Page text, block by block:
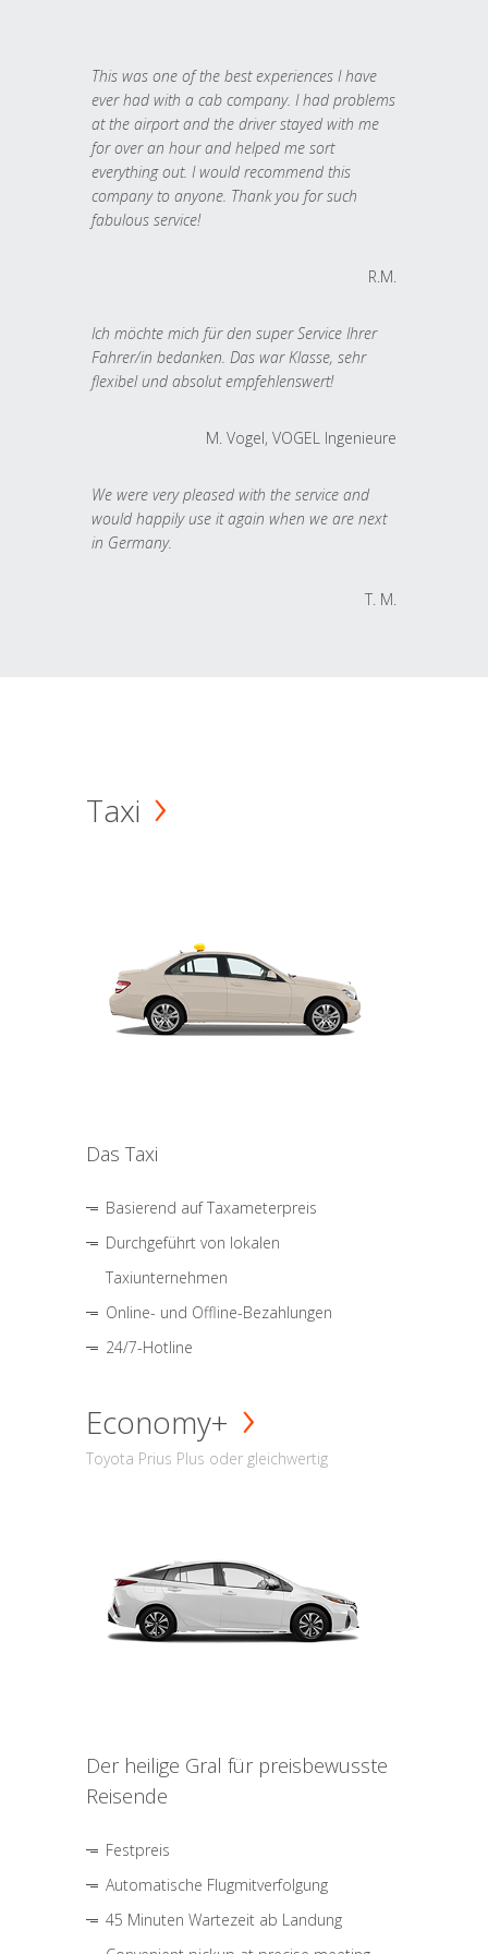
This was one of the best experiences I have
ever had with a cab company. I had problems
at the airport and the driver stayed with me
for over an hour and helped me sort
everything out. I would recommend this
company to anyone. Thank you for such
fabulous service!
R.M.
Ich möchte mich für den super Service Ihrer
Fahrer/in bedanken. Das war Klasse, sehr
flexibel und absolut empfehlenswert!
M. Vogel, VOGEL Ingenieure
We were very pleased with the service and
would happily use it again when we are next
in Germany.
T. M.
Taxi
Das Taxi
Basierend auf Taxameterpreis
Durchgeführt von lokalen
Taxiunternehmen
Online- und Offline-Bezahlungen
24/7-Hotline
Economy+
Toyota Prius Plus oder gleichwertig
Der heilige Gral für preisbewusste
Reisende
Festpreis
Automatische Flugmitverfolgung
45 Minuten Wartezeit ab Landung